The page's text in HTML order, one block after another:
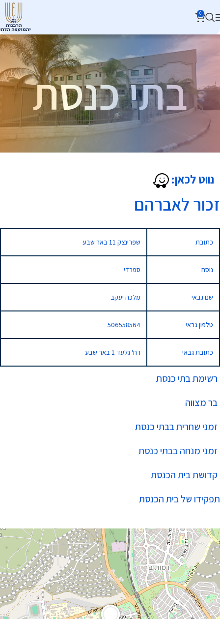
0
בתי כנסת
רשימת בתי כנסת
בר מצווה
זמני שחרית בבתי כנסת
זמני מנחה בבתי כנסת
קדושת בית הכנסת
תפקידו של בית הכנסת
נווט לכאן:
זכור לאברהם
כתובת שפרינצק 11 באר שבע
נוסח ספרדי
שם גבאי מלכה יעקב
טלפון גבאי 506558564
כתובת גבאי רח' גלעד 1 באר שבע